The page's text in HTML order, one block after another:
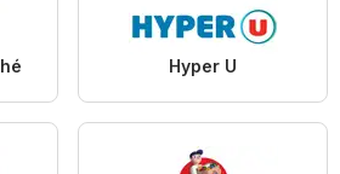
Hyper U